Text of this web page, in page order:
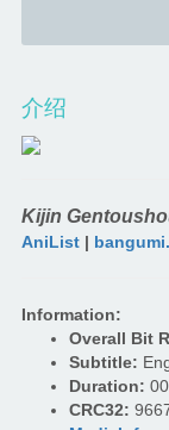
介绍
Kijin
AniList|
Information:
Overall Bit
Subtitle:
Duration:
CRC32: